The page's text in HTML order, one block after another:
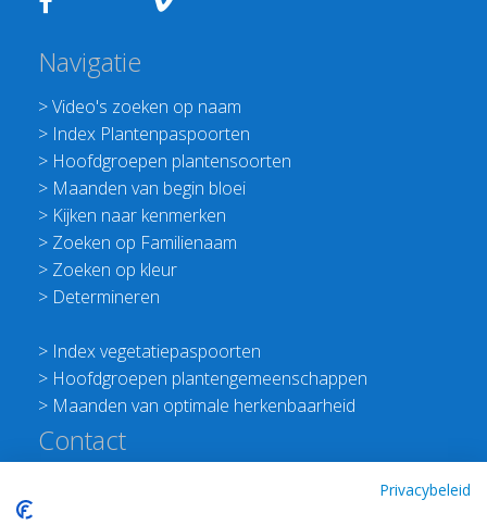
Navigatie
>Video's zoeken op naam
> Index Plantenpaspoorten
> Hoofdgroepen plantensoorten
> Maanden van begin bloei
> Kijken naar kenmerken
> Zoeken op Familienaam
> Zoeken op kleur
> Determineren
> Index vegetatiepaspoorten
> Hoofdgroepen plantengemeenschappen
> Maanden van optimale herkenbaarheid
Contact
Privacybeleid